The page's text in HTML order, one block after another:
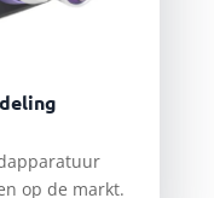
op de markt.